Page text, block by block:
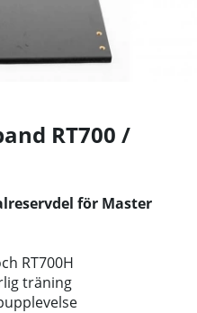
RT700 /
för Master
RT700H
träning